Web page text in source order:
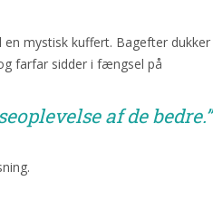
mystisk kuffert. Bagefter dukker
farfar sidder i fængsel på
af de bedre.”